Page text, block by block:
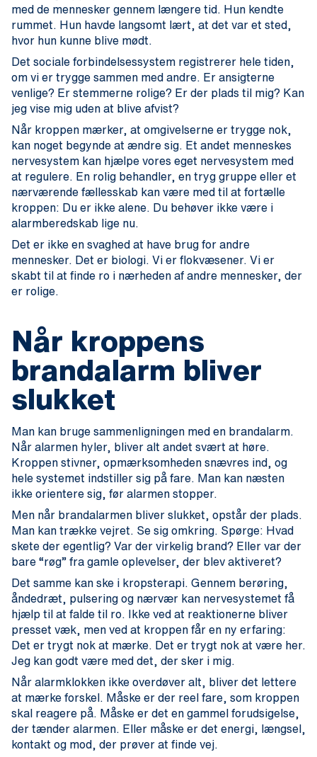
med de mennesker gennem længere tid. Hun kendte
rummet. Hun havde langsomt lært, at det var et sted,
hvor hun kunne blive mødt.
Det sociale forbindelsessystem registrerer hele tiden,
om vi er trygge sammen med andre. Er ansigterne
venlige? Er stemmerne rolige? Er der plads til mig? Kan
jeg vise mig uden at blive afvist?
Når kroppen mærker, at omgivelserne er trygge nok,
kan noget begynde at ændre sig. Et andet menneskes
nervesystem kan hjælpe vores eget nervesystem med
at regulere. En rolig behandler, en tryg gruppe eller et
nærværende fællesskab kan være med til at fortælle
kroppen: Du er ikke alene. Du behøver ikke være i
alarmberedskab lige nu.
Det er ikke en svaghed at have brug for andre
mennesker. Det er biologi. Vi er flokvæsener. Vi er
skabt til at finde ro i nærheden af andre mennesker, der
er rolige.
Når kroppens
brandalarm bliver
slukket
Man kan bruge sammenligningen med en brandalarm.
Når alarmen hyler, bliver alt andet svært at høre.
Kroppen stivner, opmærksomheden snævres ind, og
hele systemet indstiller sig på fare. Man kan næsten
ikke orientere sig, før alarmen stopper.
Men når brandalarmen bliver slukket, opstår der plads.
Man kan trække vejret. Se sig omkring. Spørge: Hvad
skete der egentlig? Var der virkelig brand? Eller var der
bare “røg” fra gamle oplevelser, der blev aktiveret?
Det samme kan ske i kropsterapi. Gennem berøring,
åndedræt, pulsering og nærvær kan nervesystemet få
hjælp til at falde til ro. Ikke ved at reaktionerne bliver
presset væk, men ved at kroppen får en ny erfaring:
Det er trygt nok at mærke. Det er trygt nok at være her.
Jeg kan godt være med det, der sker i mig.
Når alarmklokken ikke overdøver alt, bliver det lettere
at mærke forskel. Måske er der reel fare, som kroppen
skal reagere på. Måske er det en gammel forudsigelse,
der tænder alarmen. Eller måske er det energi, længsel,
kontakt og mod, der prøver at finde vej.